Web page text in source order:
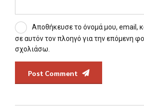
Αποθήκευσε το όνομά μου, email,
σε αυτόν τον πλοηγό για την επόμενη
σχολιάσω.
Post Comment